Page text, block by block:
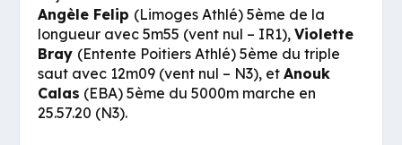
Angèle Felip (Limoges Athlé) 5ème de la
longueur avec 5m55 (vent nul – IR1),Violette
Bray (Entente Poitiers Athlé) 5ème du triple
saut avec 12m09 (vent nul – N3), etAnouk
Calas (EBA) 5ème du 5000m marche en
25.57.20 (N3).